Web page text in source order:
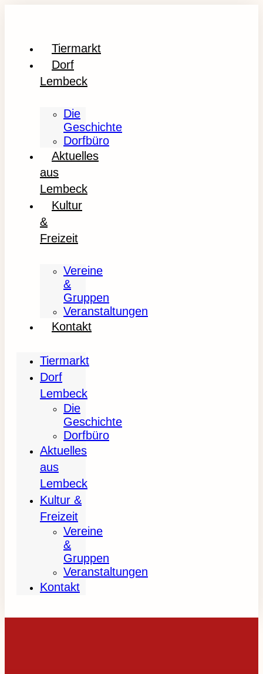
Tiermarkt
Dorf
Lembeck
Die
Geschichte
Dorfbüro
Aktuelles
aus
Lembeck
Kultur
&
Freizeit
Vereine
&
Gruppen
Veranstaltungen
Kontakt
Tiermarkt
Dorf
Lembeck
Die
Geschichte
Dorfbüro
Aktuelles
aus
Lembeck
Kultur &
Freizeit
Vereine
&
Gruppen
Veranstaltungen
Kontakt